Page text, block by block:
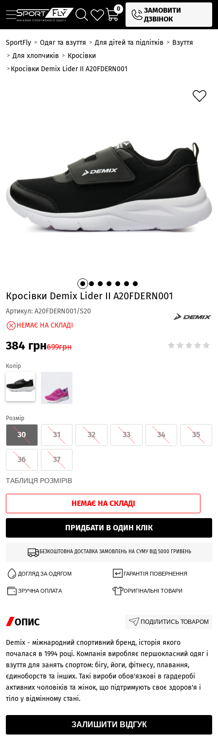
0
ЗАМОВИТИ
ДЗВІНОК
SportFly Одяг та взуття Для дітей та підлітків
Взуття
Для хлопчиків
Кросівки
Кросівки Demix Lider II A20FDERN001
Кросівки Demix Lider II A20FDERN001
Артикул: A20FDERN001/S20
НЕМАЄ НА СКЛАДІ
384 грн699грн
Колір
Розмір
30 31 32 33 34 35
36 37
ТАБЛИЦЯ РОЗМІРІВ
НЕМАЄ НА СКЛАДІ
ПРИДБАТИ В ОДИН КЛІК
БЕЗКОШТОВНА ДОСТАВКА ЗАМОВЛЕНЬ НА СУМУ ВІД 5000 ГРИВЕНЬ
ДОГЛЯД ЗА ОДЯГОМ ГАРАНТІЯ ПОВЕРНЕННЯ
ЗРУЧНА ОПЛАТА ОРИГІНАЛЬНІ ТОВАРИ
ОПИС ПОДІЛИТИСЬ ТОВАРОМ
Demix - міжнародний спортивний бренд, історія якого
почалася в 1994 році. Компанія виробляє першокласний одяг і
взуття для занять спортом: бігу, йоги, фітнесу, плавання,
єдиноборств та інших. Такі вироби обов'язкові в гардеробі
активних чоловіків та жінок, що підтримують своє здоров'я і
тіло у відмінному стані.
ЗАЛИШИТИ ВІДГУК